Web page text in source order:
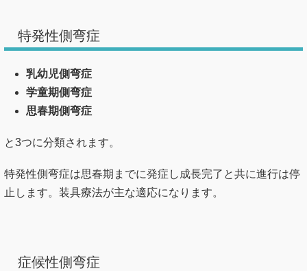
特発性側弯症
乳幼児側弯症
学童期側弯症
思春期側弯症
と3つに分類されます。
特発性側弯症は思春期までに発症し成長完了と共に進行は停
止します。装具療法が主な適応になります。
症候性側弯症